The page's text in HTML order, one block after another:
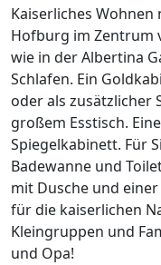
Kaiserliches
Hofburg im Zentrum
wie in der Albertina
Schlafen. Ein
oder als zusätzlicher
großem Esstisch.
Spiegelkabinett. Für
Badewanne und
mit Dusche und
für die kaiserlichen
Kleingruppen und
und Opa!